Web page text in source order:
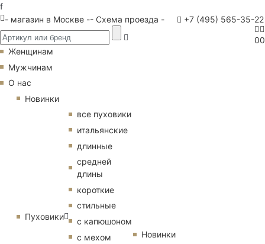
f
- магазин в Москве -- Схема проезда - +7 (495) 565-35-22
00
Женщинам
Мужчинам
О нас
Новинки
Пуховики
все пуховики
итальянские
длинные
средней
длины
короткие
стильные
с капюшоном
с мехом
Новинки